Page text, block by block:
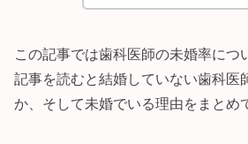
この記事では歯科医師の未婚率につ
記事を読むと結婚していない歯科医
か、そして未婚でいる理由をまとめ